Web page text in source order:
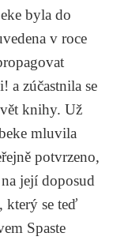
byla do
v roce
a zúčastnila se
knihy. Už
mluvila
potvrzeno,
její doposud
který se teď
Spaste